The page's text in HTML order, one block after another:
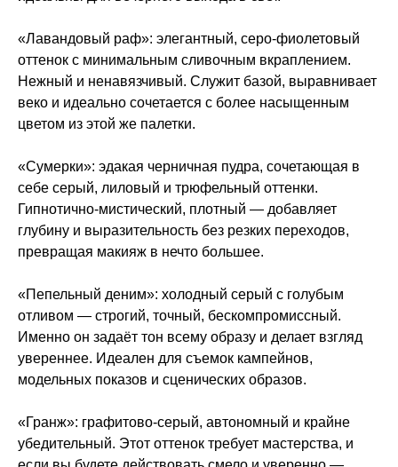
«Лавандовый раф»: элегантный, серо-фиолетовый
оттенок с минимальным сливочным вкраплением.
Нежный и ненавязчивый. Служит базой, выравнивает
веко и идеально сочетается с более насыщенным
цветом из этой же палетки.
«Сумерки»: эдакая черничная пудра, сочетающая в
себе серый, лиловый и трюфельный оттенки.
Гипнотично-мистический, плотный — добавляет
глубину и выразительность без резких переходов,
превращая макияж в нечто большее.
«Пепельный деним»: холодный серый с голубым
отливом — строгий, точный, бескомпромиссный.
Именно он задаёт тон всему образу и делает взгляд
увереннее. Идеален для съемок кампейнов,
модельных показов и сценических образов.
«Гранж»: графитово-серый, автономный и крайне
убедительный. Этот оттенок требует мастерства, и